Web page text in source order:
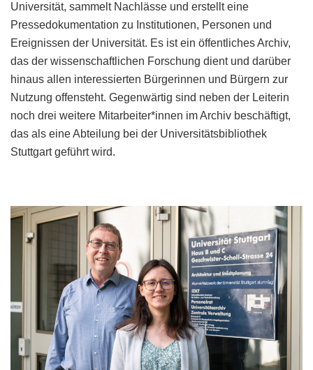
Universität, sammelt Nachlässe und erstellt eine
Pressedokumentation zu Institutionen, Personen und
Ereignissen der Universität. Es ist ein öffentliches Archiv,
das der wissenschaftlichen Forschung dient und darüber
hinaus allen interessierten Bürgerinnen und Bürgern zur
Nutzung offensteht. Gegenwärtig sind neben der Leiterin
noch drei weitere Mitarbeiter*innen im Archiv beschäftigt,
das als eine Abteilung bei der Universitätsbibliothek
Stuttgart geführt wird.